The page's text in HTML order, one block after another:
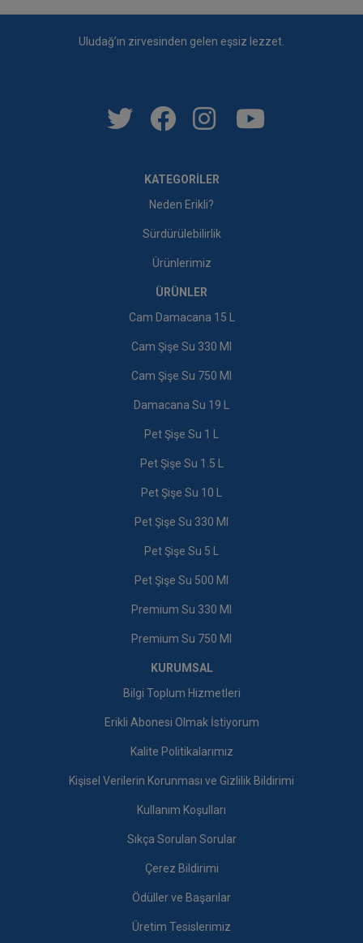
Uludağ’ın zirvesinden gelen eşsiz lezzet.
KATEGORILER
Neden Erikli?
Sürdürülebilirlik
Ürünlerimiz
ÜRÜNLER
Cam Damacana 15 L
Cam Şişe Su 330 Ml
Cam Şişe Su 750 Ml
Damacana Su 19 L
Pet Şişe Su 1 L
Pet Şişe Su 1.5 L
Pet Şişe Su 10 L
Pet Şişe Su 330 Ml
Pet Şişe Su 5 L
Pet Şişe Su 500 Ml
Premium Su 330 Ml
Premium Su 750 Ml
KURUMSAL
Bilgi Toplum Hizmetleri
Erikli Abonesi Olmak İstiyorum
Kalite Politikalarımız
Kişisel Verilerin Korunması ve Gizlilik Bildirimi
Kullanım Koşulları
Sıkça Sorulan Sorular
Çerez Bildirimi
Ödüller ve Başarılar
Üretim Tesislerimiz